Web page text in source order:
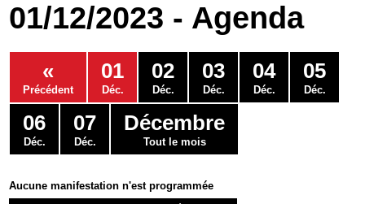
Economie
Services
Contacts
01/12/2023 - Agenda
«
Précédent
01
Déc.
02
Déc.
03
Déc.
04
Déc.
05
Déc.
06
Déc.
07
Déc.
Décembre
Tout le mois
Aucune manifestation n'est programmée